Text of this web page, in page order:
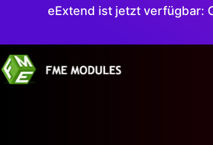
eExtend ist jetzt verfügbar: